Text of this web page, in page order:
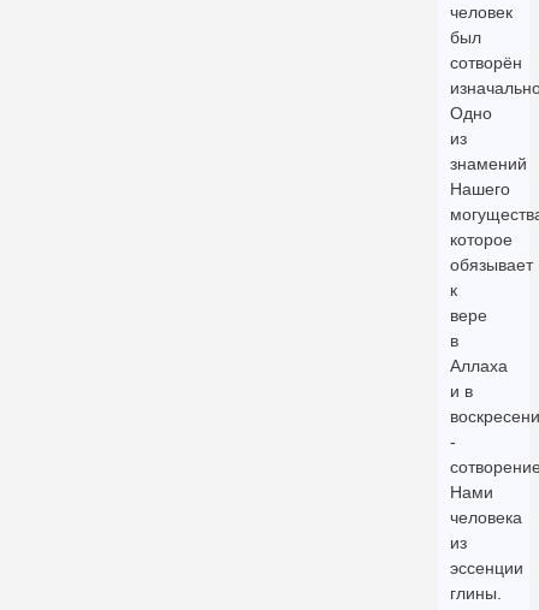
человек
был
сотворён
Одно
из
знамений
Нашего
которое
обязывает
к
вере
в
Аллаха
и в
-
Нами
человека
из
эссенции
глины.